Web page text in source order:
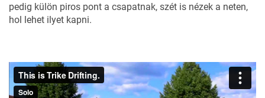
pedig külön piros pont a csapatnak, szét is nézek a neten,
hol lehet ilyet kapni.